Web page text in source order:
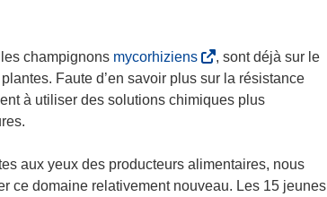
champignons mycorhiziens(
s
’
v
r
, sont déjà sur le
Faute d’en savoir plus sur la résistance
à utiliser des solutions chimiques plus
aux yeux des producteurs alimentaires, nous
ce domaine relativement nouveau. Les 15 jeunes